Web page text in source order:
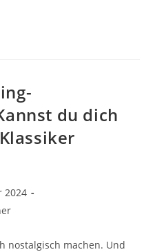
du dich
2024
nostalgisch machen. Und